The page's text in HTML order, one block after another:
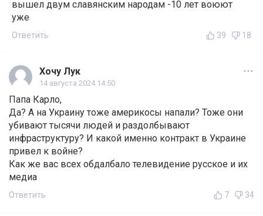
вышел двум славянским народам -10 лет воюют
уже
Ответить 39 18
Хочу Лук
14 августа 2024 14:50
Папа Карло,
Да? А на Украину тоже америкосы напали? Тоже они
убивают тысячи людей и раздолбывают
инфраструктуру? И какой именно контракт в Украине
привел к войне?
Как же вас всех обдалбало телевидение русское и их
медиа
Ответить 7 34